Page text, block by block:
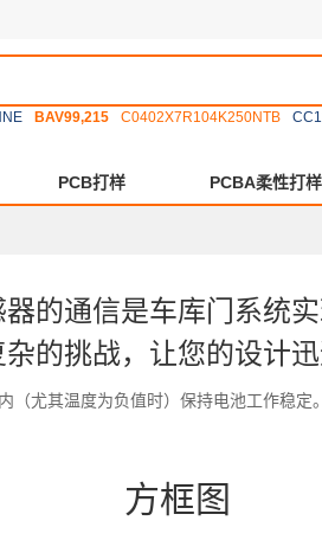
BAV99,215 C0402X7R104K250NTB
PCB打样 PCBA柔性打样
的通信是车库门系统
的挑战，让您的设计迅
尤其温度为负值时）保持电池工作稳定
方框图